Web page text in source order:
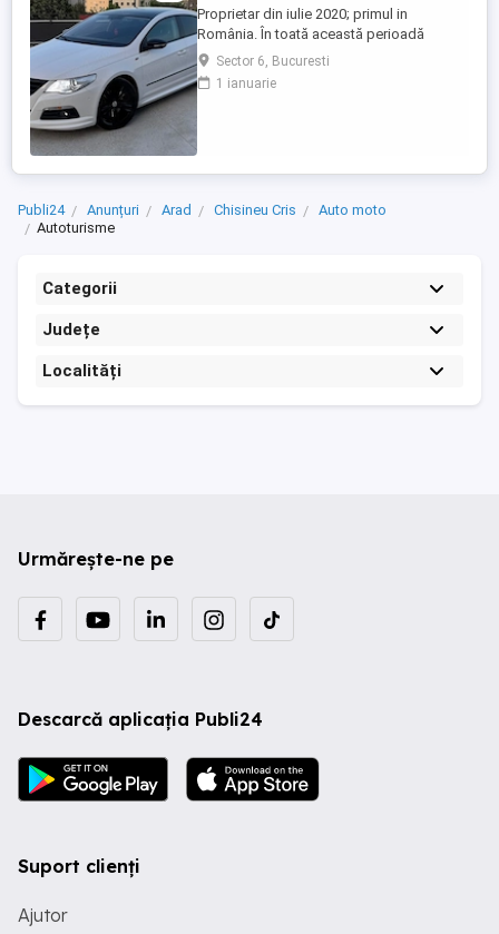
Proprietar din iulie 2020; primul in
România. În toată această perioadă
mașina a fost întreținută la timp, folosind
exclusiv piese originale OEM sau
aftermarket premium de cea mai bună
Sector 6, Bucuresti
1 ianuarie
Publi24 Anunțuri Arad Chisineu Cris
Auto moto
Autoturisme
Categorii
Județe
Localități
Urmărește-ne pe
Descarcă aplicația Publi24
Suport clienți
Ajutor